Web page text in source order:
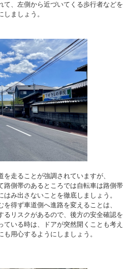
て、左側から近づいてくる歩行者など
ましょう。
走ることが強調されていますが、
路側帯のあるところでは自転車は路側
はみ出さないことを徹底しましょう。
得ず車道側へ進路を変えることは、
るリスクがあるので、後方の安全確認
ている時は、ドアが突然開くことも考
用心するようにしましょう。